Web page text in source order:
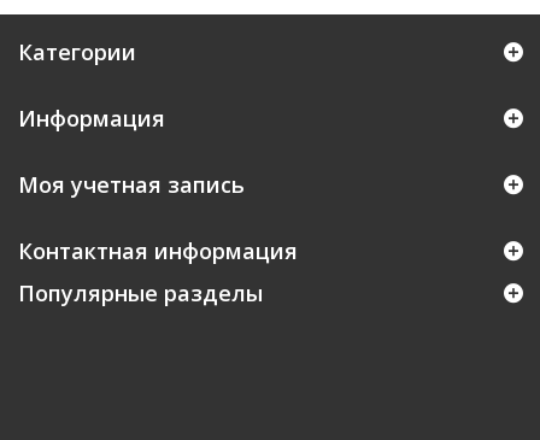
Категории
Информация
Моя учетная запись
Контактная информация
Популярные разделы